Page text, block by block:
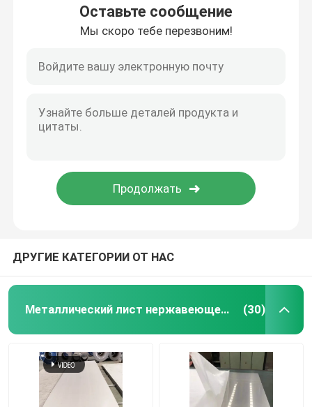
Оставьте сообщение
Мы скоро тебе перезвоним!
ДРУГИЕ КАТЕГОРИИ ОТ НАС
Металлический лист нержавеющей стали (30)